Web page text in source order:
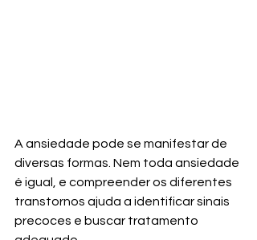
A ansiedade pode se manifestar de
diversas formas. Nem toda ansiedade
é igual, e compreender os diferentes
transtornos ajuda a identificar sinais
precoces e buscar tratamento